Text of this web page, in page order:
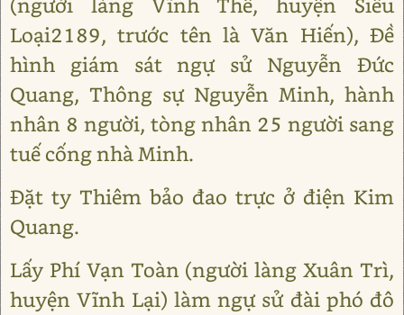
Loại2189, trước tên là Văn Hiến), Đề
hình giám sát ngự sử Nguyễn Đức
Quang, Thông sự Nguyễn Minh, hành
nhân 8 người, tòng nhân 25 người sang
tuế cống nhà Minh.
Đặt ty Thiêm bảo đao trực ở điện Kim
Quang.
Lấy Phí Vạn Toàn (người làng Xuân Trì,
huyện Vĩnh Lại) làm ngự sử đài phó đô